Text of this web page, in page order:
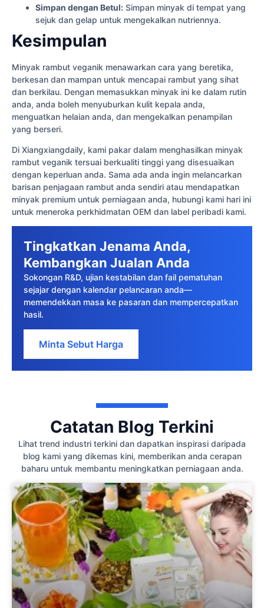
Simpan dengan Betul: Simpan minyak di tempat yang
sejuk dan gelap untuk mengekalkan nutriennya.
Kesimpulan
Minyak rambut veganik menawarkan cara yang beretika,
berkesan dan mampan untuk mencapai rambut yang sihat
dan berkilau. Dengan memasukkan minyak ini ke dalam rutin
anda, anda boleh menyuburkan kulit kepala anda,
menguatkan helaian anda, dan mengekalkan penampilan
yang berseri.
Di Xiangxiangdaily, kami pakar dalam menghasilkan minyak
rambut veganik tersuai berkualiti tinggi yang disesuaikan
dengan keperluan anda. Sama ada anda ingin melancarkan
barisan penjagaan rambut anda sendiri atau mendapatkan
minyak premium untuk perniagaan anda, hubungi kami hari ini
untuk meneroka perkhidmatan OEM dan label peribadi kami.
Tingkatkan Jenama Anda,
Kembangkan Jualan Anda
Sokongan R&D, ujian kestabilan dan fail pematuhan
sejajar dengan kalendar pelancaran anda—
memendekkan masa ke pasaran dan mempercepatkan
hasil.
Minta Sebut Harga
Catatan Blog Terkini
Lihat trend industri terkini dan dapatkan inspirasi daripada
blog kami yang dikemas kini, memberikan anda cerapan
baharu untuk membantu meningkatkan perniagaan anda.